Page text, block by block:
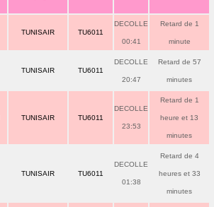
TUNISAIR TU6011
DECOLLE
00:41
Retard de 1
minute
TUNISAIR TU6011
DECOLLE
20:47
Retard de 57
minutes
TUNISAIR TU6011
DECOLLE
23:53
Retard de 1
heure et 13
minutes
TUNISAIR TU6011
DECOLLE
01:38
Retard de 4
heures et 33
minutes